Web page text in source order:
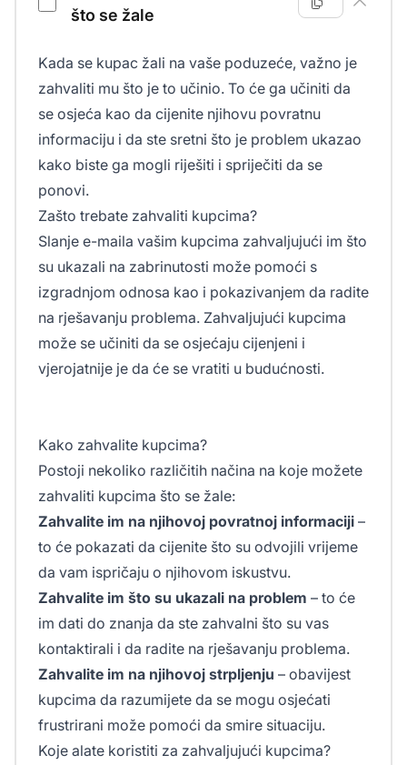
što se žale
Kada se kupac žali na vaše poduzeće, važno je
zahvaliti mu što je to učinio. To će ga učiniti da
se osjeća kao da cijenite njihovu povratnu
informaciju i da ste sretni što je problem ukazao
kako biste ga mogli riješiti i spriječiti da se
ponovi.
Zašto trebate zahvaliti kupcima?
Slanje e-maila vašim kupcima zahvaljujući im što
su ukazali na zabrinutosti može pomoći s
izgradnjom odnosa kao i pokazivanjem da radite
na rješavanju problema. Zahvaljujući kupcima
može se učiniti da se osjećaju cijenjeni i
vjerojatnije je da će se vratiti u budućnosti.
Kako zahvalite kupcima?
Postoji nekoliko različitih načina na koje možete
zahvaliti kupcima što se žale:
Zahvalite im na njihovoj povratnoj informaciji –
to će pokazati da cijenite što su odvojili vrijeme
da vam ispričaju o njihovom iskustvu.
Zahvalite im što su ukazali na problem – to će
im dati do znanja da ste zahvalni što su vas
kontaktirali i da radite na rješavanju problema.
Zahvalite im na njihovoj strpljenju – obavijest
kupcima da razumijete da se mogu osjećati
frustrirani može pomoći da smire situaciju.
Koje alate koristiti za zahvaljujući kupcima?